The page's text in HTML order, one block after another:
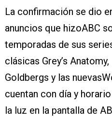
La confirmación se dio
anuncios que hizoABC
temporadas de sus
clásicas Grey’s
Goldbergs y las
cuentan con día y
la luz en la pantalla de